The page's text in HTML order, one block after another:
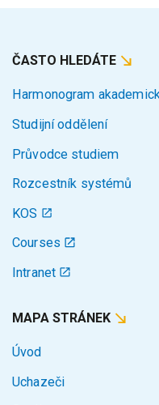
ČASTO HLEDÁTE
Harmonogram
Studijní oddělení
Průvodce studiem
Rozcestník systémů
KOS
Courses
Intranet
MAPA STRÁNEK
Úvod
Uchazeči